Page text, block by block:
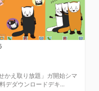
かえ取り放題」ガ開始シマ
デダウンロードデキ...